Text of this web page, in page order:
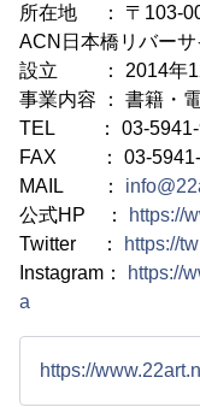
所在地 ： 〒103-
ACN日本橋リバー
設立 ： 2014年
事業内容 ： 書籍・
TEL ： 03-5941-
FAX ： 03-5941-
MAIL ：
公式HP ：
https://
Twitter ：
https://
Instagram：
https://
a
https://